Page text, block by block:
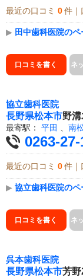
最近の口コミ 0 件｜
▶ 田中歯科医院の
口コミを書く ネ
協立歯科医院
長野県松本市野
最寄駅： 平田 南
0263-
最近の口コミ 0 件｜
▶ 協立歯科医院のペ
口コミを書く ネ
呉本歯科医院
長野県松本市芳